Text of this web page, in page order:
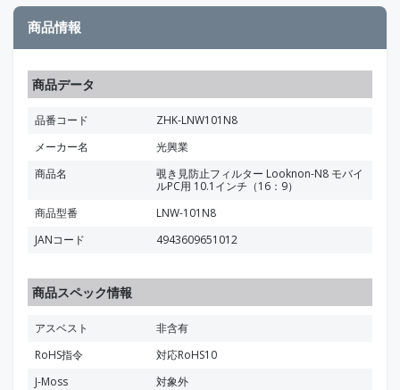
商品情報
商品データ
品番コード
ZHK-LNW101N8
メーカー名
光興業
商品名
覗き見防止フィルター Looknon-N8 モバイ
ルPC用 10.1インチ（16：9）
商品型番
LNW-101N8
JANコード
4943609651012
商品スペック情報
アスベスト
非含有
RoHS指令
対応RoHS10
J-Moss
対象外